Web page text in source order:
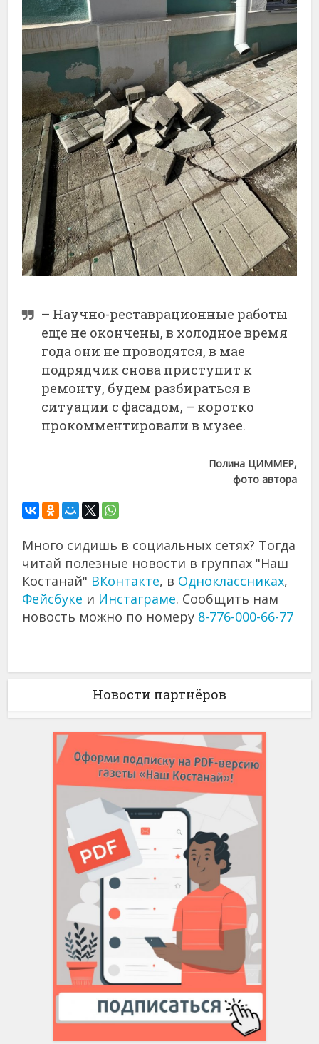
– Научно-реставрационные работы
еще не окончены, в холодное время
года они не проводятся, в мае
подрядчик снова приступит к
ремонту, будем разбираться в
ситуации с фасадом, – коротко
прокомментировали в музее.
Полина ЦИММЕР,
фото автора
Много сидишь в социальных сетях? Тогда
читай полезные новости в группах "Наш
Костанай" ВКонтакте, в Одноклассниках,
Фейсбуке и Инстаграме. Сообщить нам
новость можно по номеру 8-776-000-66-77
Новости партнёров